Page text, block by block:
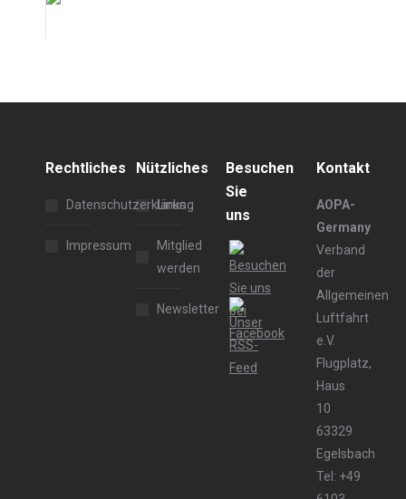
Rechtliches
Datenschutzerklärung
Impressum
Nützliches
Links
Mitglied
werden
Newsletter
Besuchen
Sie
uns
Kontakt
AOPA-
Germany
Verband
der
Allgemeinen
Luftfahrt
e.V.
Flugplatz,
Haus
10
63329
Egelsbach
Tel: +49